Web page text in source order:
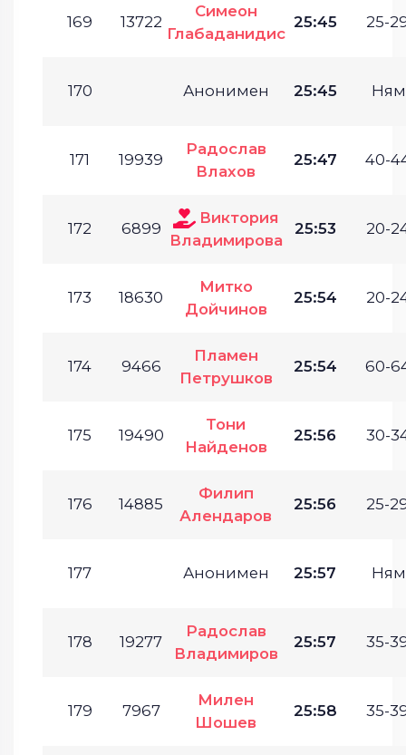
169 13722
Симеон
Глабаданидис
25:45 25-
170 Анонимен 25:45
171 19939
Радослав
Влахов
25:47 40-
172 6899
Виктория
Владимирова
25:53 20-
173 18630
Митко
Дойчинов
25:54 20-
174 9466
Пламен
Петрушков
25:54 60-
175 19490
Тони
Найденов
25:56 30-
176 14885
Филип
Алендаров
25:56 25-
177 Анонимен 25:57
178 19277
Радослав
Владимиров
25:57 35-
179 7967
Милен
Шошев
25:58 35-